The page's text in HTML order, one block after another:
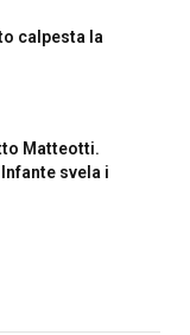
calpesta la
Matteotti.
svela i